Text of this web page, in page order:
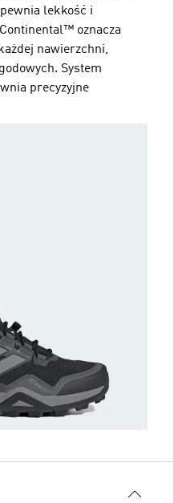
lekkość i
oznacza
nawierzchni,
System
precyzyjne